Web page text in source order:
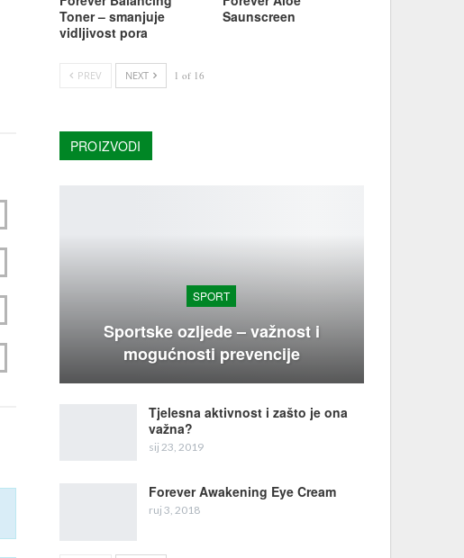
Toner – smanjuje
vidljivost pora
Saunscreen
PREV NEXT 1 of 16
PROIZVODI
SPORT
Sportske ozljede – važnost i
mogućnosti prevencije
Tjelesna aktivnost i zašto je ona
važna?
sij 23, 2019
Forever Awakening Eye Cream
ruj 3, 2018